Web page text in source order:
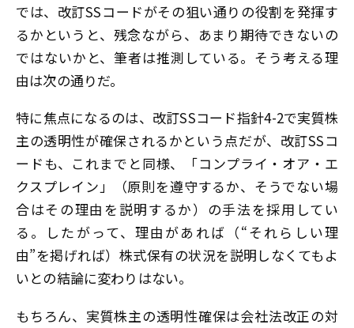
では、改訂SSコードがその狙い通りの役割を発揮す
るかというと、残念ながら、あまり期待できないの
ではないかと、筆者は推測している。そう考える理
由は次の通りだ。
特に焦点になるのは、改訂SSコード指針4-2で実質株
主の透明性が確保されるかという点だが、改訂SSコ
ードも、これまでと同様、「コンプライ・オア・エ
クスプレイン」（原則を遵守するか、そうでない場
合はその理由を説明するか）の手法を採用してい
る。したがって、理由があれば（“それらしい理
由”を掲げれば）株式保有の状況を説明しなくてもよ
いとの結論に変わりはない。
もちろん、実質株主の透明性確保は会社法改正の対